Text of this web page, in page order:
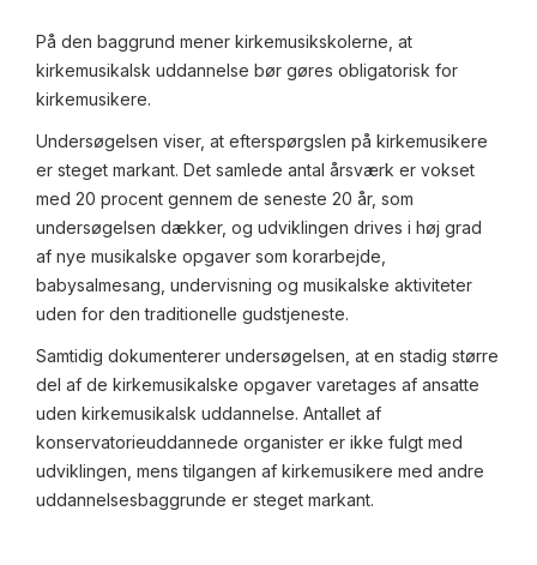
På den baggrund mener kirkemusikskolerne, at
kirkemusikalsk uddannelse bør gøres obligatorisk for
kirkemusikere.
Undersøgelsen viser, at efterspørgslen på kirkemusikere
er steget markant. Det samlede antal årsværk er vokset
med 20 procent gennem de seneste 20 år, som
undersøgelsen dækker, og udviklingen drives i høj grad
af nye musikalske opgaver som korarbejde,
babysalmesang, undervisning og musikalske aktiviteter
uden for den traditionelle gudstjeneste.
Samtidig dokumenterer undersøgelsen, at en stadig større
del af de kirkemusikalske opgaver varetages af ansatte
uden kirkemusikalsk uddannelse. Antallet af
konservatorieuddannede organister er ikke fulgt med
udviklingen, mens tilgangen af kirkemusikere med andre
uddannelsesbaggrunde er steget markant.